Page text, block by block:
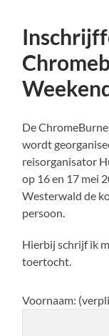
De
wordt
reisorganisator
op 16 en 17 mei
Westerwald de
persoon.
Hierbij schrijf ik
toertocht.
Voornaam: